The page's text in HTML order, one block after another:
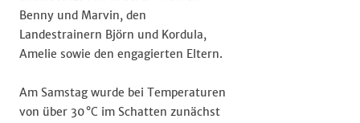
Benny und Marvin, den
Landestrainern Björn und Kordula,
Amelie sowie den engagierten Eltern.
Am Samstag wurde bei Temperaturen
von über 30 °C im Schatten zunächst